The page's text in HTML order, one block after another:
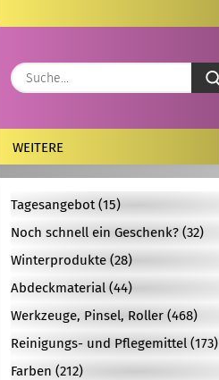
WEITERE
Tagesangebot (15)
Noch schnell ein Geschenk? (32)
Winterprodukte (28)
Abdeckmaterial (44)
Werkzeuge, Pinsel, Roller (468)
Reinigungs- und Pflegemittel (173)
Farben (212)